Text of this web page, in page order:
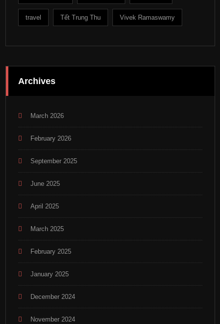
travel Tết Trung Thu Vivek Ramaswamy
Archives
March 2026
February 2026
September 2025
June 2025
April 2025
March 2025
February 2025
January 2025
December 2024
November 2024